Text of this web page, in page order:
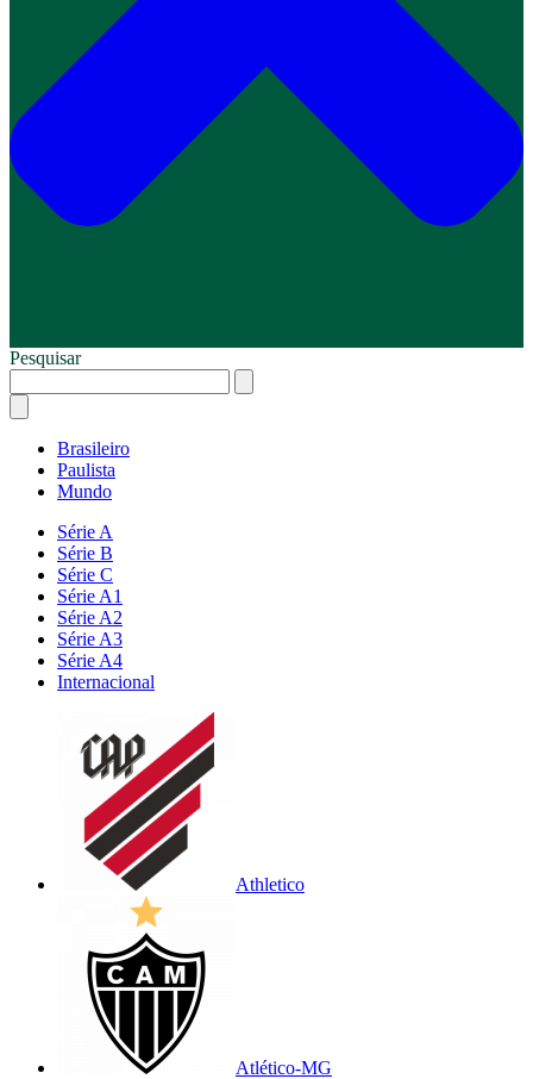
Pesquisar
Brasileiro
Paulista
Mundo
Série A
Série B
Série C
Série A1
Série A2
Série A3
Série A4
Internacional
Athletico
Atlético-MG